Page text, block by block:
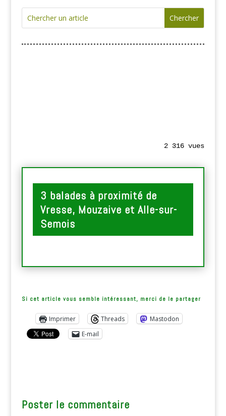
2 316 vues
3 balades à proximité de
Vresse, Mouzaive et Alle-sur-
Semois
Si cet article vous semble intéressant, merci de le partager
Imprimer Threads
Mastodon
E-mail
Poster le commentaire